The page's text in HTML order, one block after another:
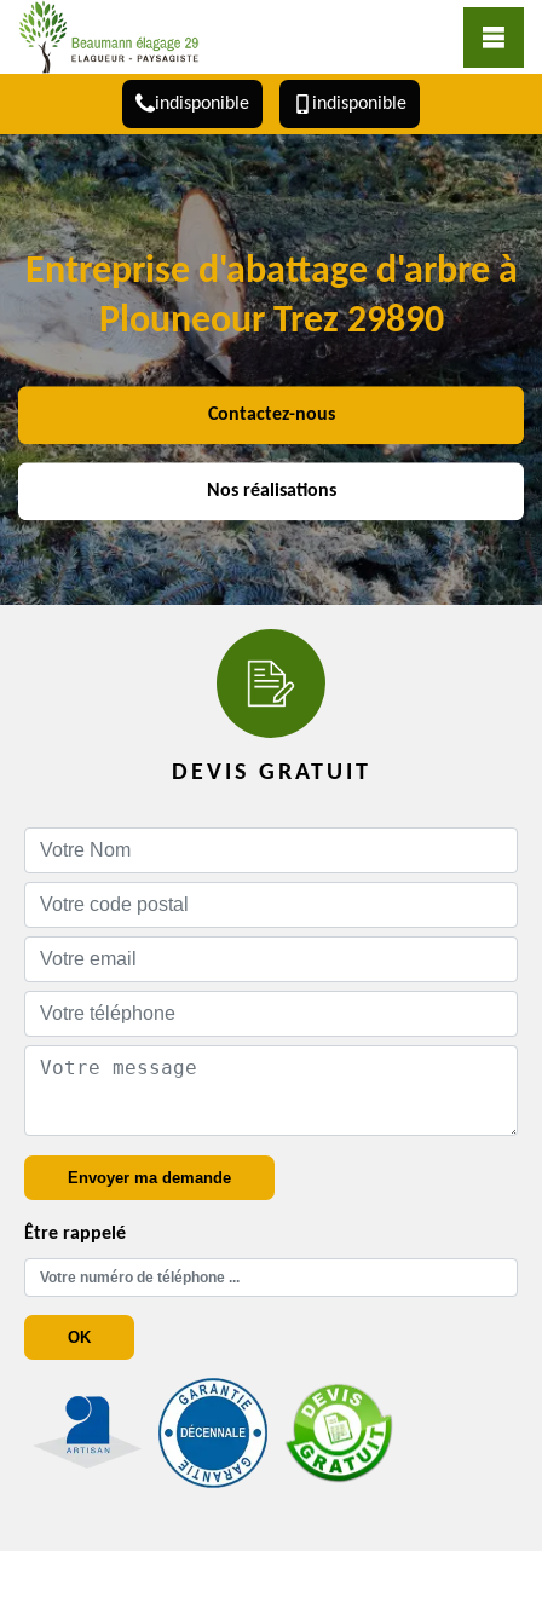
indisponible indisponible
Entreprise d'abattage d'arbre à
Plouneour Trez 29890
Contactez-nous
Nos réalisations
DEVIS GRATUIT
Être rappelé